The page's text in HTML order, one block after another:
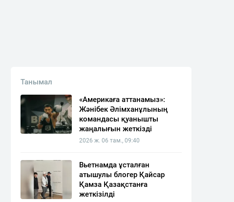
Танымал
«Америкаға аттанамыз»:
Жәнібек Әлімханұлының
командасы қуанышты
жаңалығын жеткізді
2026 ж. 06 там., 09:40
Вьетнамда ұсталған
атышулы блогер Қайсар
Қамза Қазақстанға
жеткізілді